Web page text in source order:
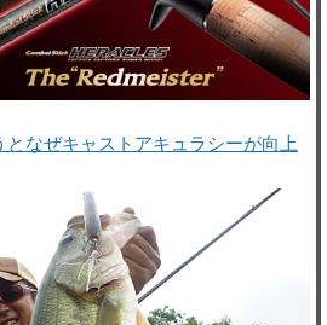
となぜキャストアキュラシーが向上